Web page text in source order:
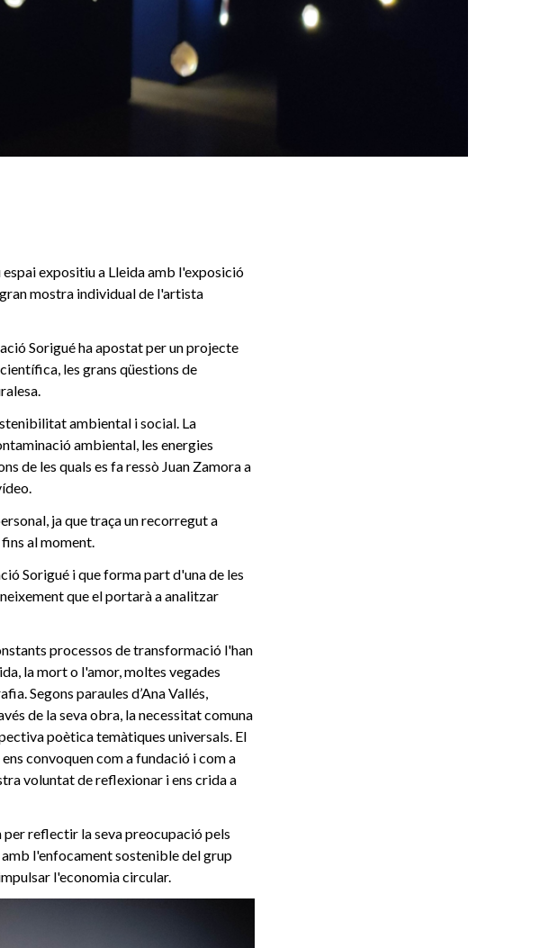
expositiu a Lleida amb l'exposició
mostra individual de l'artista
Sorigué ha apostat per un projecte
les grans qüestions de
ambiental i social. La
ambiental, les energies
de les quals es fa ressò Juan Zamora a
ja que traça un recorregut a
al moment.
Sorigué i que forma part d'una de les
que el portarà a analitzar
processos de transformació l'han
la mort o l'amor, moltes vegades
Segons paraules d’Ana Vallés,
de la seva obra, la necessitat comuna
poètica temàtiques universals. El
convoquen com a fundació i com a
voluntat de reflexionar i ens crida a
reflectir la seva preocupació pels
l'enfocament sostenible del grup
l'economia circular.